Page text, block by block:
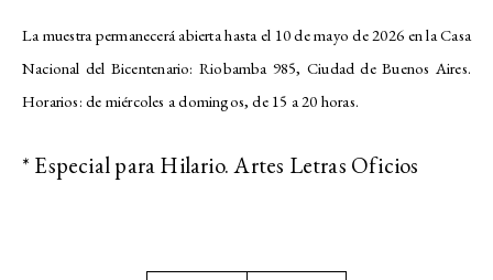
La muestra permanecerá abierta hasta el 10 de mayo de 2026 en la Casa
Nacional del Bicentenario: Riobamba 985, Ciudad de Buenos Aires.
Horarios: de miércoles a domingos, de 15 a 20 horas.
* Especial para Hilario. Artes Letras Oficios